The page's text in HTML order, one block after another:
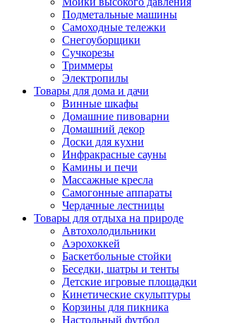
Подметальные машины
Самоходные тележки
Снегоуборщики
Сучкорезы
Триммеры
Электропилы
Товары для дома и дачи
Винные шкафы
Домашние пивоварни
Домашний декор
Доски для кухни
Инфракрасные сауны
Камины и печи
Массажные кресла
Самогонные аппараты
Чердачные лестницы
Товары для отдыха на природе
Автохолодильники
Аэрохоккей
Баскетбольные стойки
Беседки, шатры и тенты
Детские игровые площадки
Кинетические скульптуры
Корзины для пикника
Настольный футбол